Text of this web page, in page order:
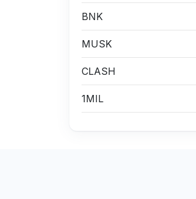
BNK
MUSK
CLASH
1MIL